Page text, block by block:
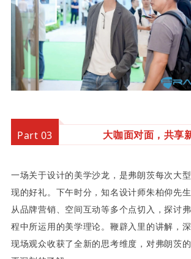
Part 03 大咖面对面，共享
一场关于设计的美学沙龙，是弗朗茨每次大
现的好礼。下午时分，知名设计师朱柏仰先
从品牌营销、空间互动等多个点切入，探讨
程中所运用的美学理论。鞭辟入里的讲解，
现场观众收获了全新的思考维度，对弗朗茨